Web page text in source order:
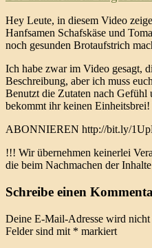
Hey Leute, in diesem Video
Hanfsamen Schafskäse und
noch gesunden Brotaufstrich
Ich habe zwar im Video gesagt,
Beschreibung, aber ich muss
Benutzt die Zutaten nach Gefühl
bekommt ihr keinen
ABONNIEREN http://bit.ly/
!!! Wir übernehmen keinerlei
die beim Nachmachen der
Schreibe einen
Deine E-Mail-Adresse wird
Felder sind mit * markiert